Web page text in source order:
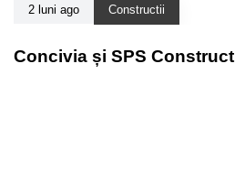
2 luni ago Constructii
Concivia și SPS Construct